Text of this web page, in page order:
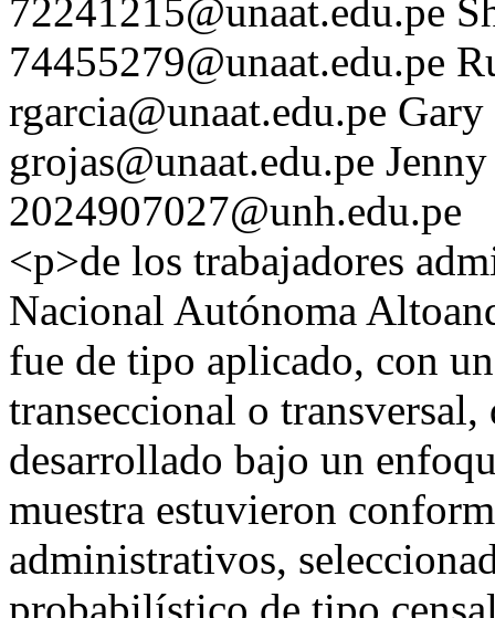
72241215@unaat.edu.pe
74455279@unaat.edu.pe
rgarcia@unaat.edu.pe Gary
grojas@unaat.edu.pe
2024907027@unh.edu.pe
<p>de los trabajadores
Nacional Autónoma
fue de tipo aplicado, con
transeccional o
desarrollado bajo un
muestra estuvieron
administrativos,